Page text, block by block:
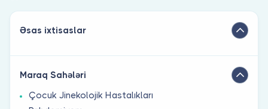
Əsas ixtisaslar
Maraq Sahələri
Çocuk Jinekolojik Hastalıkları